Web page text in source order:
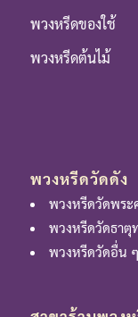
พวงหรีดของใช้
พวงหรีดต้นไม้
พวงหรีดวัดดัง
พวงหรีดวัดพระ
พวงหรีดวัดธาตุ
พวงหรีดวัดอื่น ๆ